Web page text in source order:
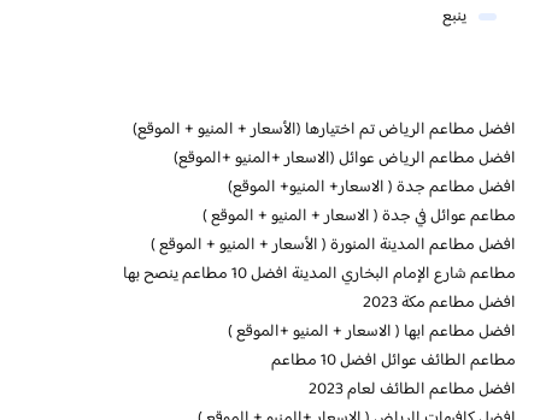
ينبع
افضل مطاعم الرياض تم اختيارها (الأسعار + المنيو + الموقع)
افضل مطاعم الرياض عوائل (الاسعار +المنيو +الموقع)
افضل مطاعم جدة ( الاسعار+ المنيو+ الموقع)
مطاعم عوائل في جدة ( الاسعار + المنيو + الموقع )
افضل مطاعم المدينة المنورة ( الأسعار + المنيو + الموقع )
مطاعم شارع الإمام البخاري المدينة افضل 10 مطاعم ينصح بها
افضل مطاعم مكة 2023
افضل مطاعم ابها ( الاسعار + المنيو +الموقع )
مطاعم الطائف عوائل افضل 10 مطاعم
افضل مطاعم الطائف لعام 2023